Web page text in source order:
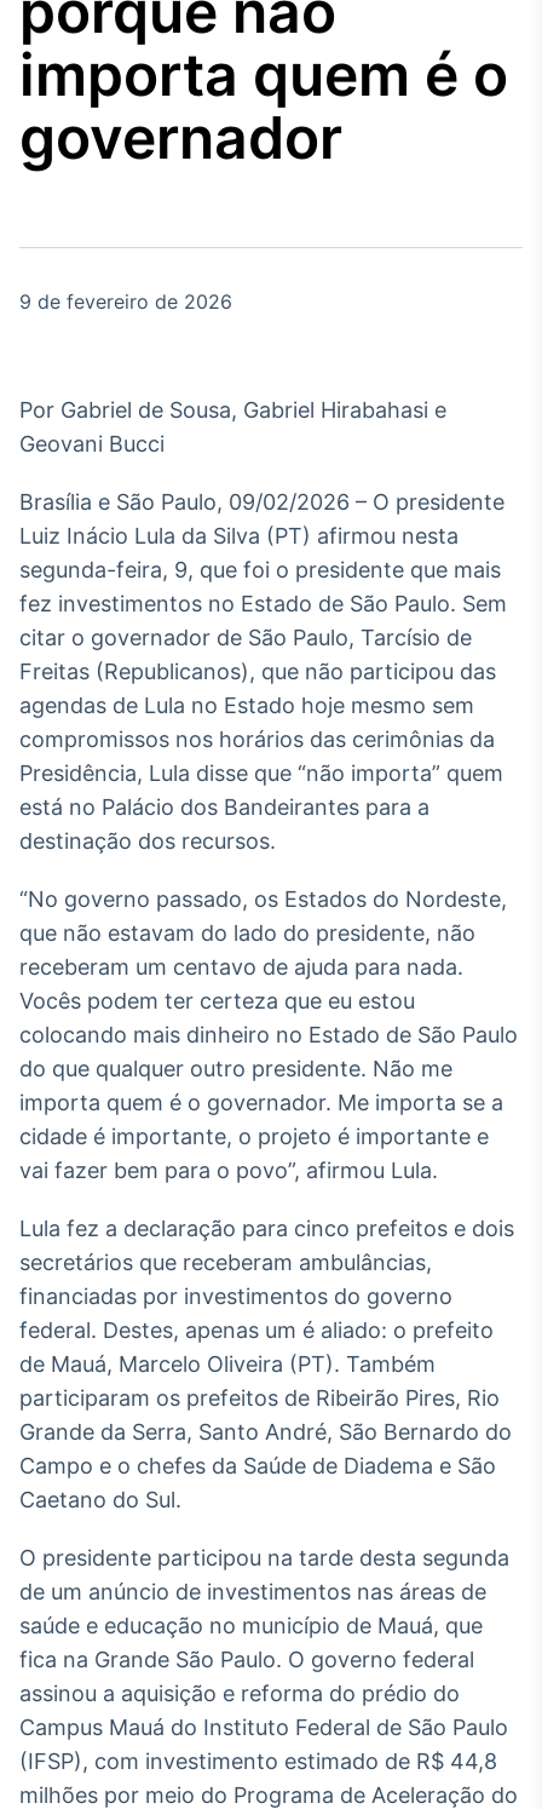
Agro
Tudo sobre o
agronegócio
O setor de
Broadcast
White Label
Plataforma para
conteúdos
personalizados
Soluções de Dados
e Conteúdos
Broadcast
OTC
Plataforma para
negociação de
Datafeed
APIs para
integração de
dados
Broadcast
Ticker
Cotações e
headlines de
Widgets
Componentes
para conteúdos e
funcionalidades
Broadcast
displays e telas
Broadcast
Curadoria
Curadoria de
conteúdos
noticiosos
Soluções de
Tecnologia
importa quem é o
governador
9 de fevereiro de 2026
Por Gabriel de Sousa, Gabriel Hirabahasi e
Geovani Bucci
Brasília e São Paulo, 09/02/2026 – O presidente
Luiz Inácio Lula da Silva (PT) afirmou nesta
segunda-feira, 9, que foi o presidente que mais
fez investimentos no Estado de São Paulo. Sem
citar o governador de São Paulo, Tarcísio de
Freitas (Republicanos), que não participou das
agendas de Lula no Estado hoje mesmo sem
compromissos nos horários das cerimônias da
Presidência, Lula disse que “não importa” quem
está no Palácio dos Bandeirantes para a
destinação dos recursos.
“No governo passado, os Estados do Nordeste,
que não estavam do lado do presidente, não
receberam um centavo de ajuda para nada.
Vocês podem ter certeza que eu estou
colocando mais dinheiro no Estado de São Paulo
do que qualquer outro presidente. Não me
importa quem é o governador. Me importa se a
cidade é importante, o projeto é importante e
vai fazer bem para o povo”, afirmou Lula.
Lula fez a declaração para cinco prefeitos e dois
secretários que receberam ambulâncias,
financiadas por investimentos do governo
federal. Destes, apenas um é aliado: o prefeito
de Mauá, Marcelo Oliveira (PT). Também
participaram os prefeitos de Ribeirão Pires, Rio
Grande da Serra, Santo André, São Bernardo do
Campo e o chefes da Saúde de Diadema e São
Caetano do Sul.
O presidente participou na tarde desta segunda
de um anúncio de investimentos nas áreas de
saúde e educação no município de Mauá, que
fica na Grande São Paulo. O governo federal
assinou a aquisição e reforma do prédio do
Campus Mauá do Instituto Federal de São Paulo
(IFSP), com investimento estimado de R$ 44,8
milhões por meio do Programa de Aceleração do